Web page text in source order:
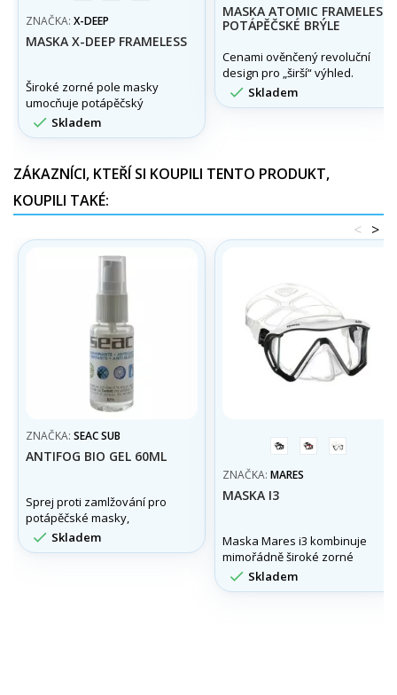
ZNAČKA: X-DEEP
MASKA X-DEEP FRAMELESS
Široké zorné pole masky
umocňuje potápěčský
zážitek a zároveň kontrolu
nad okolím.
 Skladem
MASKA ATOMIC FRAMELESS,
POTÁPĚČSKÉ BRÝLE
Cenami ověnčený revoluční
design pro „širší“ výhled.
 Skladem
ZÁKAZNÍCI, KTEŘÍ SI KOUPILI TENTO PRODUKT,
KOUPILI TAKÉ:
>
<
ZNAČKA: SEAC SUB
ANTIFOG BIO GEL 60ML
Sprej proti zamlžování pro
potápěčské masky,
šnorchlovací masky a
plavecké brýle.
 Skladem
černá/černá/bílá/
ZNAČKA: MARES
MASKA I3
Maska Mares i3 kombinuje
mimořádně široké zorné
pole s pohodlím díky Tri-
Comfort silikonu,
 Skladem